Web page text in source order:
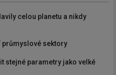
celou planetu a nikdy
průmyslové sektory
stejné parametry jako velké